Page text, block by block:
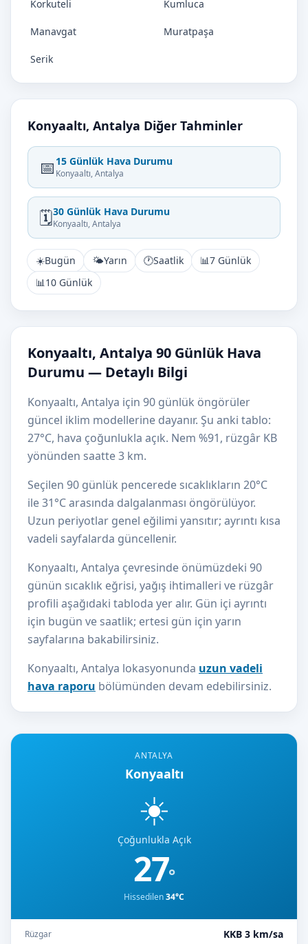
ANTALYA
Konyaaltı
☀️
Çoğunlukla Açık
27°
Hissedilen34°C
Rüzgar KKB 3 km/sa
Korkuteli Kumluca
Manavgat Muratpaşa
Serik
Konyaaltı, Antalya Diğer Tahminler
📅 15 Günlük Hava Durumu
Konyaaltı, Antalya
🗓️30 Günlük Hava Durumu
Konyaaltı, Antalya
☀️Bugün 🌤️Yarın 🕐Saatlik 📊7 Günlük
📊10 Günlük
Konyaaltı, Antalya 90 Günlük Hava
Durumu — Detaylı Bilgi
Konyaaltı, Antalya için 90 günlük öngörüler
güncel iklim modellerine dayanır. Şu anki tablo:
27°C, hava çoğunlukla açık. Nem %91, rüzgâr KB
yönünden saatte 3 km.
Seçilen 90 günlük pencerede sıcaklıkların 20°C
ile 31°C arasında dalgalanması öngörülüyor.
Uzun periyotlar genel eğilimi yansıtır; ayrıntı kısa
vadeli sayfalarda güncellenir.
Konyaaltı, Antalya çevresinde önümüzdeki 90
günün sıcaklık eğrisi, yağış ihtimalleri ve rüzgâr
profili aşağıdaki tabloda yer alır. Gün içi ayrıntı
için bugün ve saatlik; ertesi gün için yarın
sayfalarına bakabilirsiniz.
Konyaaltı, Antalya lokasyonunda uzun vadeli
hava raporu bölümünden devam edebilirsiniz.